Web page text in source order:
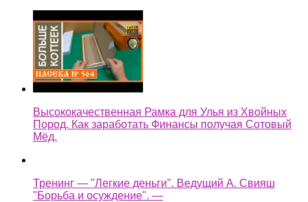
Высококачественная Рамка для Улья из Хвойных
Пород. Как заработать Финансы получая Сотовый
Мёд.
Тренинг — "Легкие деньги". Ведущий А. Свияш
"Борьба и осуждение". —